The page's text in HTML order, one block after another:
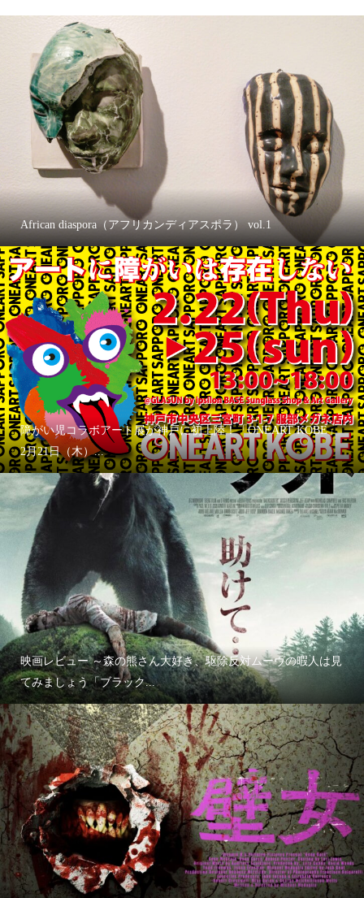
African diaspora（アフリカンディアスポラ） vol.1
障がい児コラボアート展が神戸に初上陸！「ONEART KOBE」
2月21日（木）...
映画レビュー ～森の熊さん大好き、駆除反対ムーヴの暇人は見
てみましょう「ブラック...